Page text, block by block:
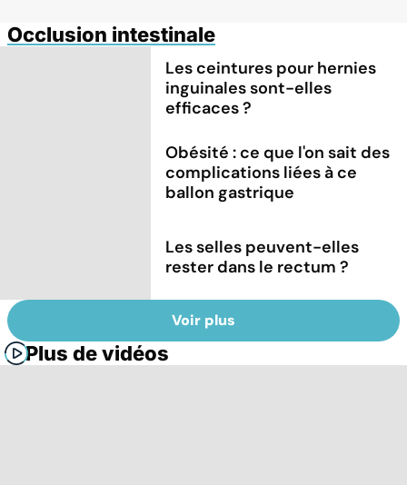
Occlusion intestinale
Les ceintures pour hernies
inguinales sont-elles
efficaces ?
Obésité : ce que l'on sait des
complications liées à ce
ballon gastrique
Les selles peuvent-elles
rester dans le rectum ?
Voir plus
Plus de vidéos